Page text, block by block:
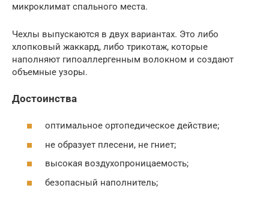
микроклимат спального места.
Чехлы выпускаются в двух вариантах. Это либо
хлопковый жаккард, либо трикотаж, которые
наполняют гипоаллергенным волокном и создают
объемные узоры.
Достоинства
оптимальное ортопедическое действие;
не образует плесени, не гниет;
высокая воздухопроницаемость;
безопасный наполнитель;